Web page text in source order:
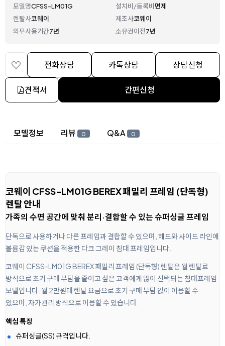
모델명CFSS-LM01G 설치비/등록비면제
렌탈사코웨이 제조사코웨이
의무사용기간7년 소유권이전7년
전화상담 카톡상담 상담신청
견적서 간편신청
상세 정보
모델정보 리뷰 0 Q&A 0
코웨이 CFSS-LM01G BEREX 패밀리 프레임 (단독형)
렌탈 안내
가족의 수면 공간에 맞춰 분리·결합할 수 있는 슈퍼싱글 프레임
단독으로 사용하거나 다른 프레임과 결합할 수 있으며, 헤드와 사이드 라인에
볼륨감 있는 쿠션을 적용한 다크 그레이 침대 프레임입니다.
코웨이 CFSS-LM01G BEREX 패밀리 프레임 (단독형) 렌탈은 월 렌탈료
방식으로 초기 구매 부담을 줄이고 싶은 고객에게 많이 선택되는 침대프레임
모델입니다. 월 2만원대 렌탈 요금으로 초기 구매 부담 없이 이용할 수
있으며, 자가관리 방식으로 이용할 수 있습니다.
핵심 특징
슈퍼싱글(SS) 규격입니다.